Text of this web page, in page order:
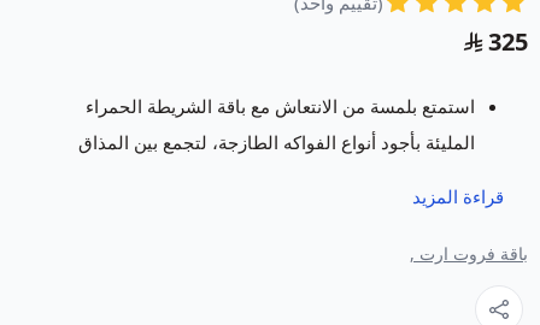
325
استمتع بلمسة من الانتعاش مع باقة الشريطة الحمراء
المليئة بأجود أنواع الفواكه الطازجة، لتجمع بين المذاق
يسعدنا في متجر فروت ارت خدمتكم بتقديم باقات و
سلات فواكة
قراءة المزيد
باقة فروت ارت ,